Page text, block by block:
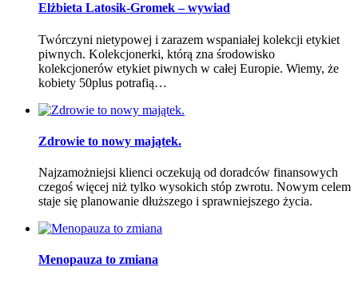
Elżbieta Latosik-Gromek – wywiad
Twórczyni nietypowej i zarazem wspaniałej kolekcji etykiet
piwnych. Kolekcjonerki, którą zna środowisko
kolekcjonerów etykiet piwnych w całej Europie. Wiemy, że
kobiety 50plus potrafią…
Zdrowie to nowy majątek.
Najzamożniejsi klienci oczekują od doradców finansowych
czegoś więcej niż tylko wysokich stóp zwrotu. Nowym celem
staje się planowanie dłuższego i sprawniejszego życia.
Menopauza to zmiana